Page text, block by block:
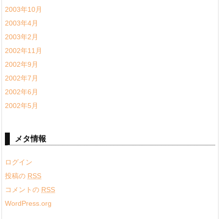
2003年10月
2003年4月
2003年2月
2002年11月
2002年9月
2002年7月
2002年6月
2002年5月
メタ情報
ログイン
投稿の RSS
コメントの RSS
WordPress.org